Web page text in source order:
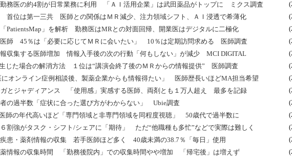
務医の約4割が日常業務に利用 「ＡＩ活用企業」は武田薬品がトップに ミクス調査
首位は第一三共 医師との関係はＭＲ減少、注力領域シフト、ＡＩ浸透で希薄化
PatientsMap」を解析 勤務医はMRとの対面回帰、開業医はデジタルに二極化
医師 45％は「必要に応じてＭＲに会いたい」 10％は定期訪問求める 医師調査
収集する医師増加 情報入手後の次の行動「何もしない」が減少 MCI DIGITAL
じた場合の解消方法 １位は“講演会終了後のＭＲからの情報提供” 医師調査
にオンライン症例相談後、製薬企業からも情報得たい」 医師歴長いほどMA担当希望
ガとジャディアンス 「使用感」実感する医師、両剤とも１万人超え 最多を記録
の過半数「症状に合った選び方がわからない」 Ubie調査
師の年代高いほど「専門領域と非専門領域を同程度視聴」 50歳代で過半数に
割強がタスク・シフト/シェアに「期待」 ただ“他職種も多忙”などで実際は難しく
患・薬剤情報の収集 若手医師ほど多く 40歳未満の38.7％「毎日」使用
情報の収集時間 「勤務後院内」での収集時間やや増加 「帰宅後」は増えず